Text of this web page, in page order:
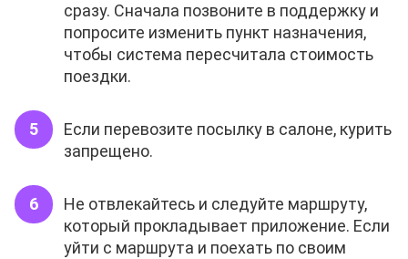
сразу. Сначала позвоните в поддержку и
попросите изменить пункт назначения,
чтобы система пересчитала стоимость
поездки.
Если перевозите посылку в салоне, курить
запрещено.
Не отвлекайтесь и следуйте маршруту,
который прокладывает приложение. Если
уйти с маршрута и поехать по своим